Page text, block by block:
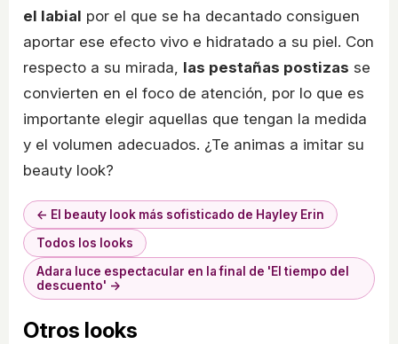
el labial por el que se ha decantado consiguen
aportar ese efecto vivo e hidratado a su piel. Con
respecto a su mirada, las pestañas postizas se
convierten en el foco de atención, por lo que es
importante elegir aquellas que tengan la medida
y el volumen adecuados. ¿Te animas a imitar su
beauty look?
← El beauty look más sofisticado de Hayley Erin
Todos los looks
Adara luce espectacular en la final de 'El tiempo del
descuento' →
Otros looks